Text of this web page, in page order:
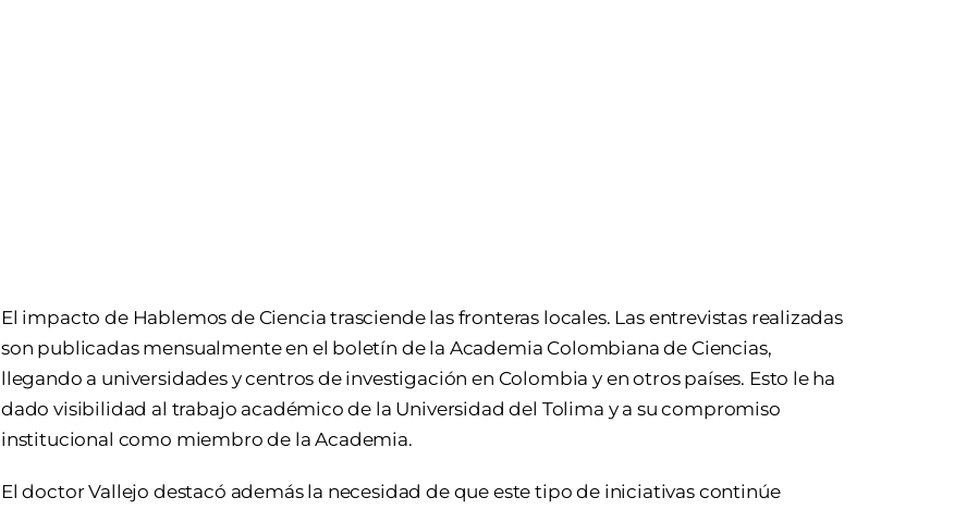
El impacto de Hablemos de Ciencia trasciende las fronteras locales. Las entrevistas realizadas
son publicadas mensualmente en el boletín de la Academia Colombiana de Ciencias,
llegando a universidades y centros de investigación en Colombia y en otros países. Esto le ha
dado visibilidad al trabajo académico de la Universidad del Tolima y a su compromiso
institucional como miembro de la Academia.
El doctor Vallejo destacó además la necesidad de que este tipo de iniciativas continúe